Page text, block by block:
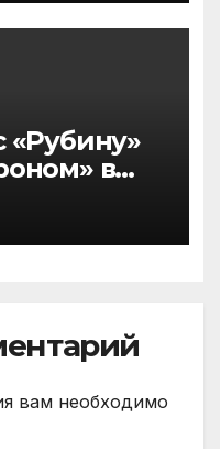
«Рубину»
в
вам необходимо